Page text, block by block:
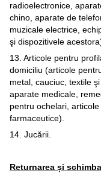
radioelectronice,
chino, aparate de
muzicale electrice,
şi dispozitivele
13. Articole pentru
domiciliu (articole
metal, cauciuc, textile
aparate medicale,
pentru ochelari,
farmaceutice).
14. Jucării.
Returnarea și